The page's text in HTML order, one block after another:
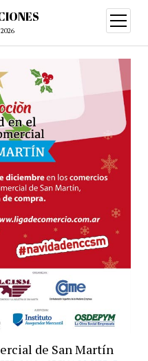
abrir
menú
de San Martín